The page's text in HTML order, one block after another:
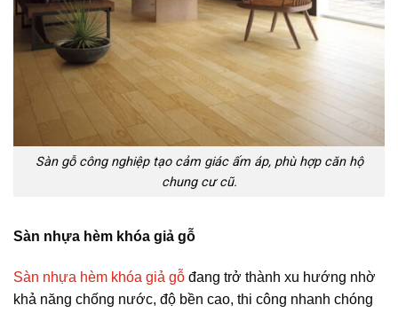
Sàn gỗ công nghiệp tạo cảm giác ấm áp, phù hợp căn hộ
chung cư cũ.
Sàn nhựa hèm khóa giả gỗ
Sàn nhựa hèm khóa giả gỗ đang trở thành xu hướng nhờ
khả năng chống nước, độ bền cao, thi công nhanh chóng